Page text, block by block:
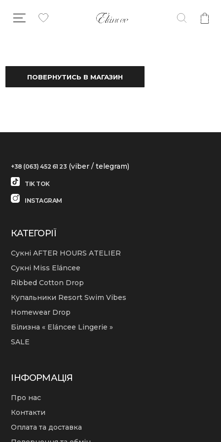
ПОВЕРНУТИСЬ В МАГАЗИН
+38 (063) 452 61 23 (viber / telegram)
TIK TOK
INSTAGRAM
КАТЕГОРІЇ
Сукні AFTER HOURS ATELIER
Сукні Miss Eláncee
Ribbed Cotton Drop
Купальники Resort Swim Vibes
Homewear Drop
Білизна « Eláncee Lingerie »
SALE
ІНФОРМАЦІЯ
Про нас
Контакти
Оплата та доставка